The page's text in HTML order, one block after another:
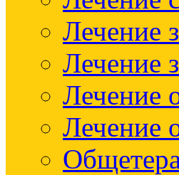
Лечение
Лечение
Лечение
Лечение